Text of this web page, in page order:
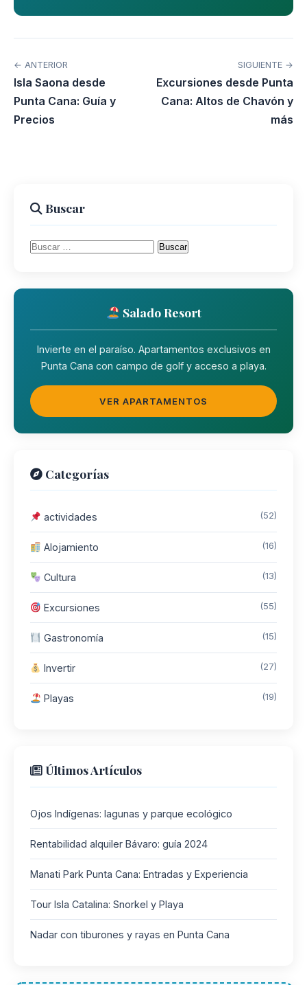
← ANTERIOR
Isla Saona desde
Punta Cana: Guía y
Precios
SIGUIENTE →
Excursiones desde Punta
Cana: Altos de Chavón y
más
Buscar
Buscar:
Salado Resort
Invierte en el paraíso. Apartamentos exclusivos en
Punta Cana con campo de golf y acceso a playa.
VER APARTAMENTOS
Categorías
actividades (52)
Alojamiento (16)
Cultura (13)
Excursiones (55)
Gastronomía (15)
Invertir (27)
Playas (19)
Últimos Artículos
Ojos Indígenas: lagunas y parque ecológico
Rentabilidad alquiler Bávaro: guía 2024
Manati Park Punta Cana: Entradas y Experiencia
Tour Isla Catalina: Snorkel y Playa
Nadar con tiburones y rayas en Punta Cana